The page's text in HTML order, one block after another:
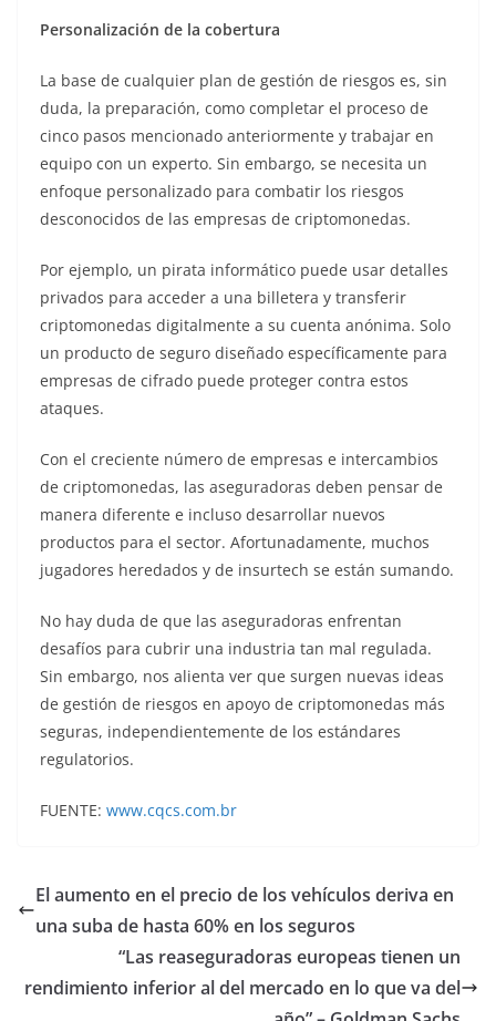
Personalización de la cobertura
La base de cualquier plan de gestión de riesgos es, sin
duda, la preparación, como completar el proceso de
cinco pasos mencionado anteriormente y trabajar en
equipo con un experto. Sin embargo, se necesita un
enfoque personalizado para combatir los riesgos
desconocidos de las empresas de criptomonedas.
Por ejemplo, un pirata informático puede usar detalles
privados para acceder a una billetera y transferir
criptomonedas digitalmente a su cuenta anónima. Solo
un producto de seguro diseñado específicamente para
empresas de cifrado puede proteger contra estos
ataques.
Con el creciente número de empresas e intercambios
de criptomonedas, las aseguradoras deben pensar de
manera diferente e incluso desarrollar nuevos
productos para el sector. Afortunadamente, muchos
jugadores heredados y de insurtech se están sumando.
No hay duda de que las aseguradoras enfrentan
desafíos para cubrir una industria tan mal regulada.
Sin embargo, nos alienta ver que surgen nuevas ideas
de gestión de riesgos en apoyo de criptomonedas más
seguras, independientemente de los estándares
regulatorios.
FUENTE: www.cqcs.com.br
El aumento en el precio de los vehículos deriva en
una suba de hasta 60% en los seguros
“Las reaseguradoras europeas tienen un
rendimiento inferior al del mercado en lo que va del